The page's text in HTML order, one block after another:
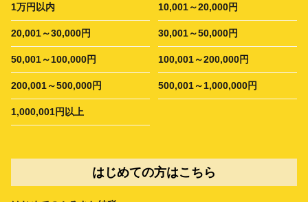
1万円以内 10,001～20,000円
20,001～30,000円 30,001～50,000円
50,001～100,000円 100,001～200,000円
200,001～500,000円 500,001～1,000,000円
1,000,001円以上
はじめての方はこちら